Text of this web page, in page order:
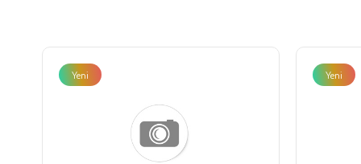
Yeni
Yeni